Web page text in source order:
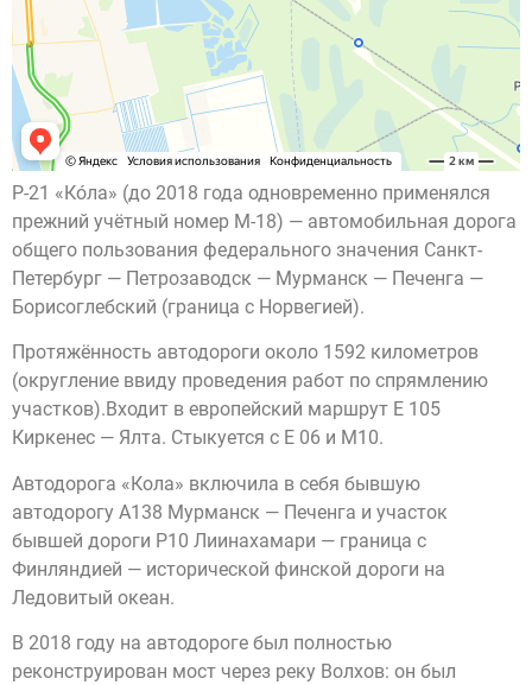
Р-21 «Ко́ла» (до 2018 года одновременно применялся
прежний учётный номер М-18) — автомобильная дорога
общего пользования федерального значения Санкт-
Петербург — Петрозаводск — Мурманск — Печенга —
Борисоглебский (граница с Норвегией).
Протяжённость автодороги около 1592 километров
(округление ввиду проведения работ по спрямлению
участков).Входит в европейский маршрут E 105
Киркенес — Ялта. Стыкуется с E 06 и М10.
Автодорога «Кола» включила в себя бывшую
автодорогу А138 Мурманск — Печенга и участок
бывшей дороги Р10 Лиинахамари — граница с
Финляндией — исторической финской дороги на
Ледовитый океан.
В 2018 году на автодороге был полностью
реконструирован мост через реку Волхов: он был